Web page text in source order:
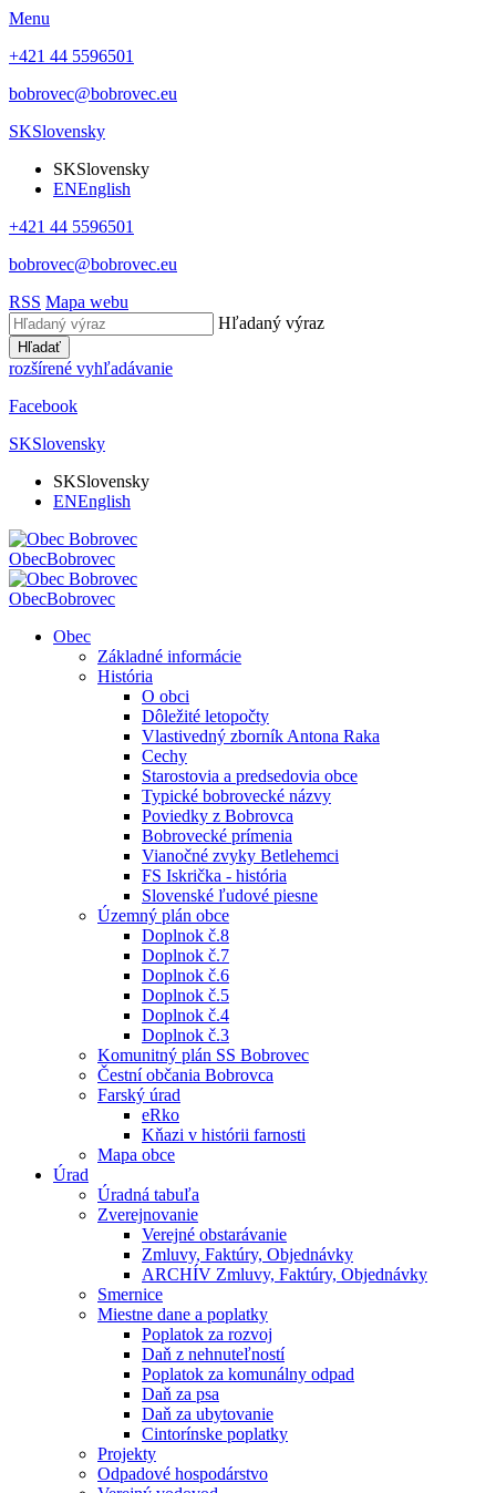
Menu
+421 44 5596501
bobrovec@bobrovec.eu
SKSlovensky
SKSlovensky
ENEnglish
+421 44 5596501
bobrovec@bobrovec.eu
RSS Mapa webu
Hľadaný výraz
Hľadať
rozšírené vyhľadávanie
Facebook
SKSlovensky
SKSlovensky
ENEnglish
ObecBobrovec
ObecBobrovec
Obec
Základné informácie
História
O obci
Dôležité letopočty
Vlastivedný zborník Antona Raka
Cechy
Starostovia a predsedovia obce
Typické bobrovecké názvy
Poviedky z Bobrovca
Bobrovecké prímenia
Vianočné zvyky Betlehemci
FS Iskrička - história
Slovenské ľudové piesne
Územný plán obce
Doplnok č.8
Doplnok č.7
Doplnok č.6
Doplnok č.5
Doplnok č.4
Doplnok č.3
Komunitný plán SS Bobrovec
Čestní občania Bobrovca
Farský úrad
eRko
Kňazi v histórii farnosti
Mapa obce
Úrad
Úradná tabuľa
Zverejnovanie
Verejné obstarávanie
Zmluvy, Faktúry, Objednávky
ARCHÍV Zmluvy, Faktúry, Objednávky
Smernice
Miestne dane a poplatky
Poplatok za rozvoj
Daň z nehnuteľností
Poplatok za komunálny odpad
Daň za psa
Daň za ubytovanie
Cintorínske poplatky
Projekty
Odpadové hospodárstvo